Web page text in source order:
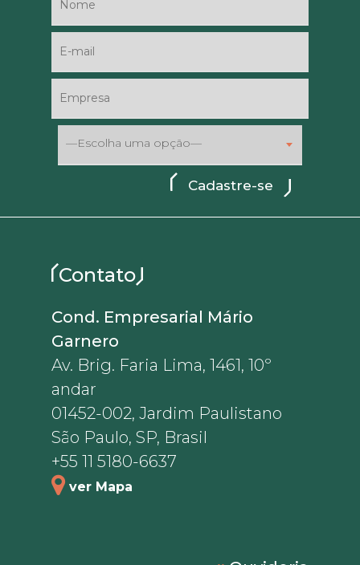
—Escolha uma opção—
Contato
Cond. Empresarial Mário
Garnero
Av. Brig. Faria Lima, 1461, 10º
andar
01452-002, Jardim Paulistano
São Paulo, SP, Brasil
+55 11 5180-6637
ver Mapa